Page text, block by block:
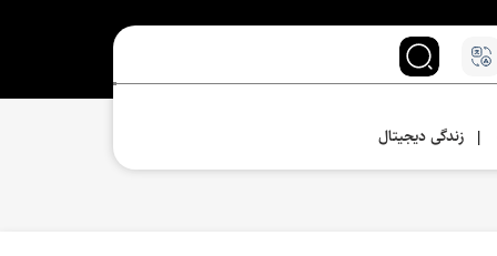
| زندگی دیجیتال